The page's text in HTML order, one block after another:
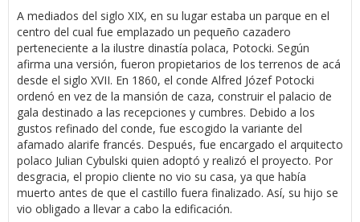
A mediados del siglo XIX, en su lugar estaba un parque en el
centro del cual fue emplazado un pequeño cazadero
perteneciente a la ilustre dinastía polaca, Potocki. Según
afirma una versión, fueron propietarios de los terrenos de acá
desde el siglo XVII. En 1860, el conde Alfred Józef Potocki
ordenó en vez de la mansión de caza, construir el palacio de
gala destinado a las recepciones y cumbres. Debido a los
gustos refinado del conde, fue escogido la variante del
afamado alarife francés. Después, fue encargado el arquitecto
polaco Julian Cybulski quien adoptó y realizó el proyecto. Por
desgracia, el propio cliente no vio su casa, ya que había
muerto antes de que el castillo fuera finalizado. Así, su hijo se
vio obligado a llevar a cabo la edificación.